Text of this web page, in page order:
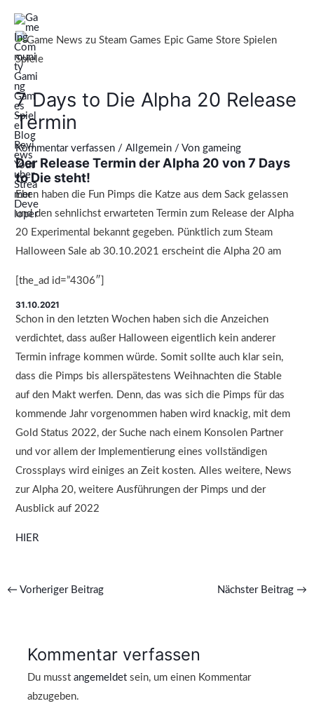
Inhalt
springen
7 Days to Die Alpha 20 Release
Termin
Kommentar verfassen /Allgemein / Vongameing
Der Release Termin der Alpha 20 von 7 Days
to Die steht!
Eben haben die Fun Pimps die Katze aus dem Sack gelassen
und den sehnlichst erwarteten Termin zum Release der Alpha
20 Experimental bekannt gegeben. Pünktlich zum Steam
Halloween Sale ab 30.10.2021 erscheint die Alpha 20 am
[the_ad id=”4306″]
31.10.2021
Schon in den letzten Wochen haben sich die Anzeichen
verdichtet, dass außer Halloween eigentlich kein anderer
Termin infrage kommen würde. Somit sollte auch klar sein,
dass die Pimps bis allerspätestens Weihnachten die Stable
auf den Makt werfen. Denn, das was sich die Pimps für das
kommende Jahr vorgenommen haben wird knackig, mit dem
Gold Status 2022, der Suche nach einem Konsolen Partner
und vor allem der Implementierung eines vollständigen
Crossplays wird einiges an Zeit kosten. Alles weitere, News
zur Alpha 20, weitere Ausführungen der Pimps und der
Ausblick auf 2022
HIER
← Vorheriger Beitrag Nächster Beitrag →
Kommentar verfassen
Du musstangemeldet sein, um einen Kommentar
abzugeben.